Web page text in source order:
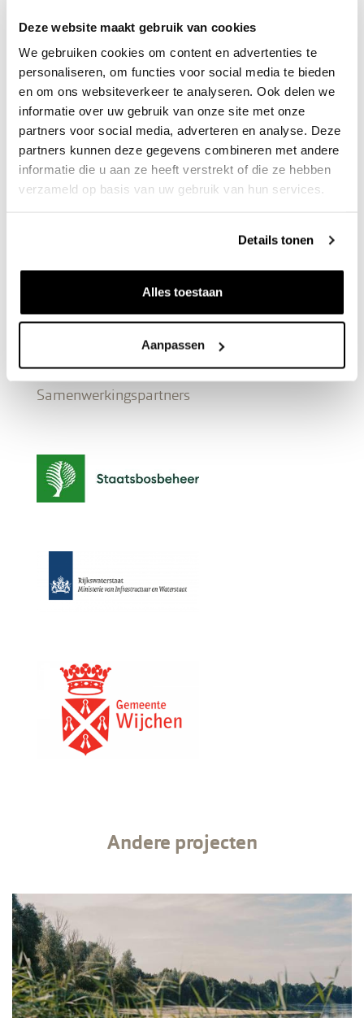
Deze website maakt gebruik van cookies
We gebruiken cookies om content en advertenties te
personaliseren, om functies voor social media te bieden
en om ons websiteverkeer te analyseren. Ook delen we
informatie over uw gebruik van onze site met onze
partners voor social media, adverteren en analyse. Deze
partners kunnen deze gegevens combineren met andere
informatie die u aan ze heeft verstrekt of die ze hebben
verzameld op basis van uw gebruik van hun services.
Details tonen
Alles toestaan
Aanpassen
zijn hier ook te vinden.
Maas in Beeld deed hier in 2018 uitgebreidonderzoek
naar.
Meer weten?
Senior projectleider
Samenwerkingspartners
Andere projecten